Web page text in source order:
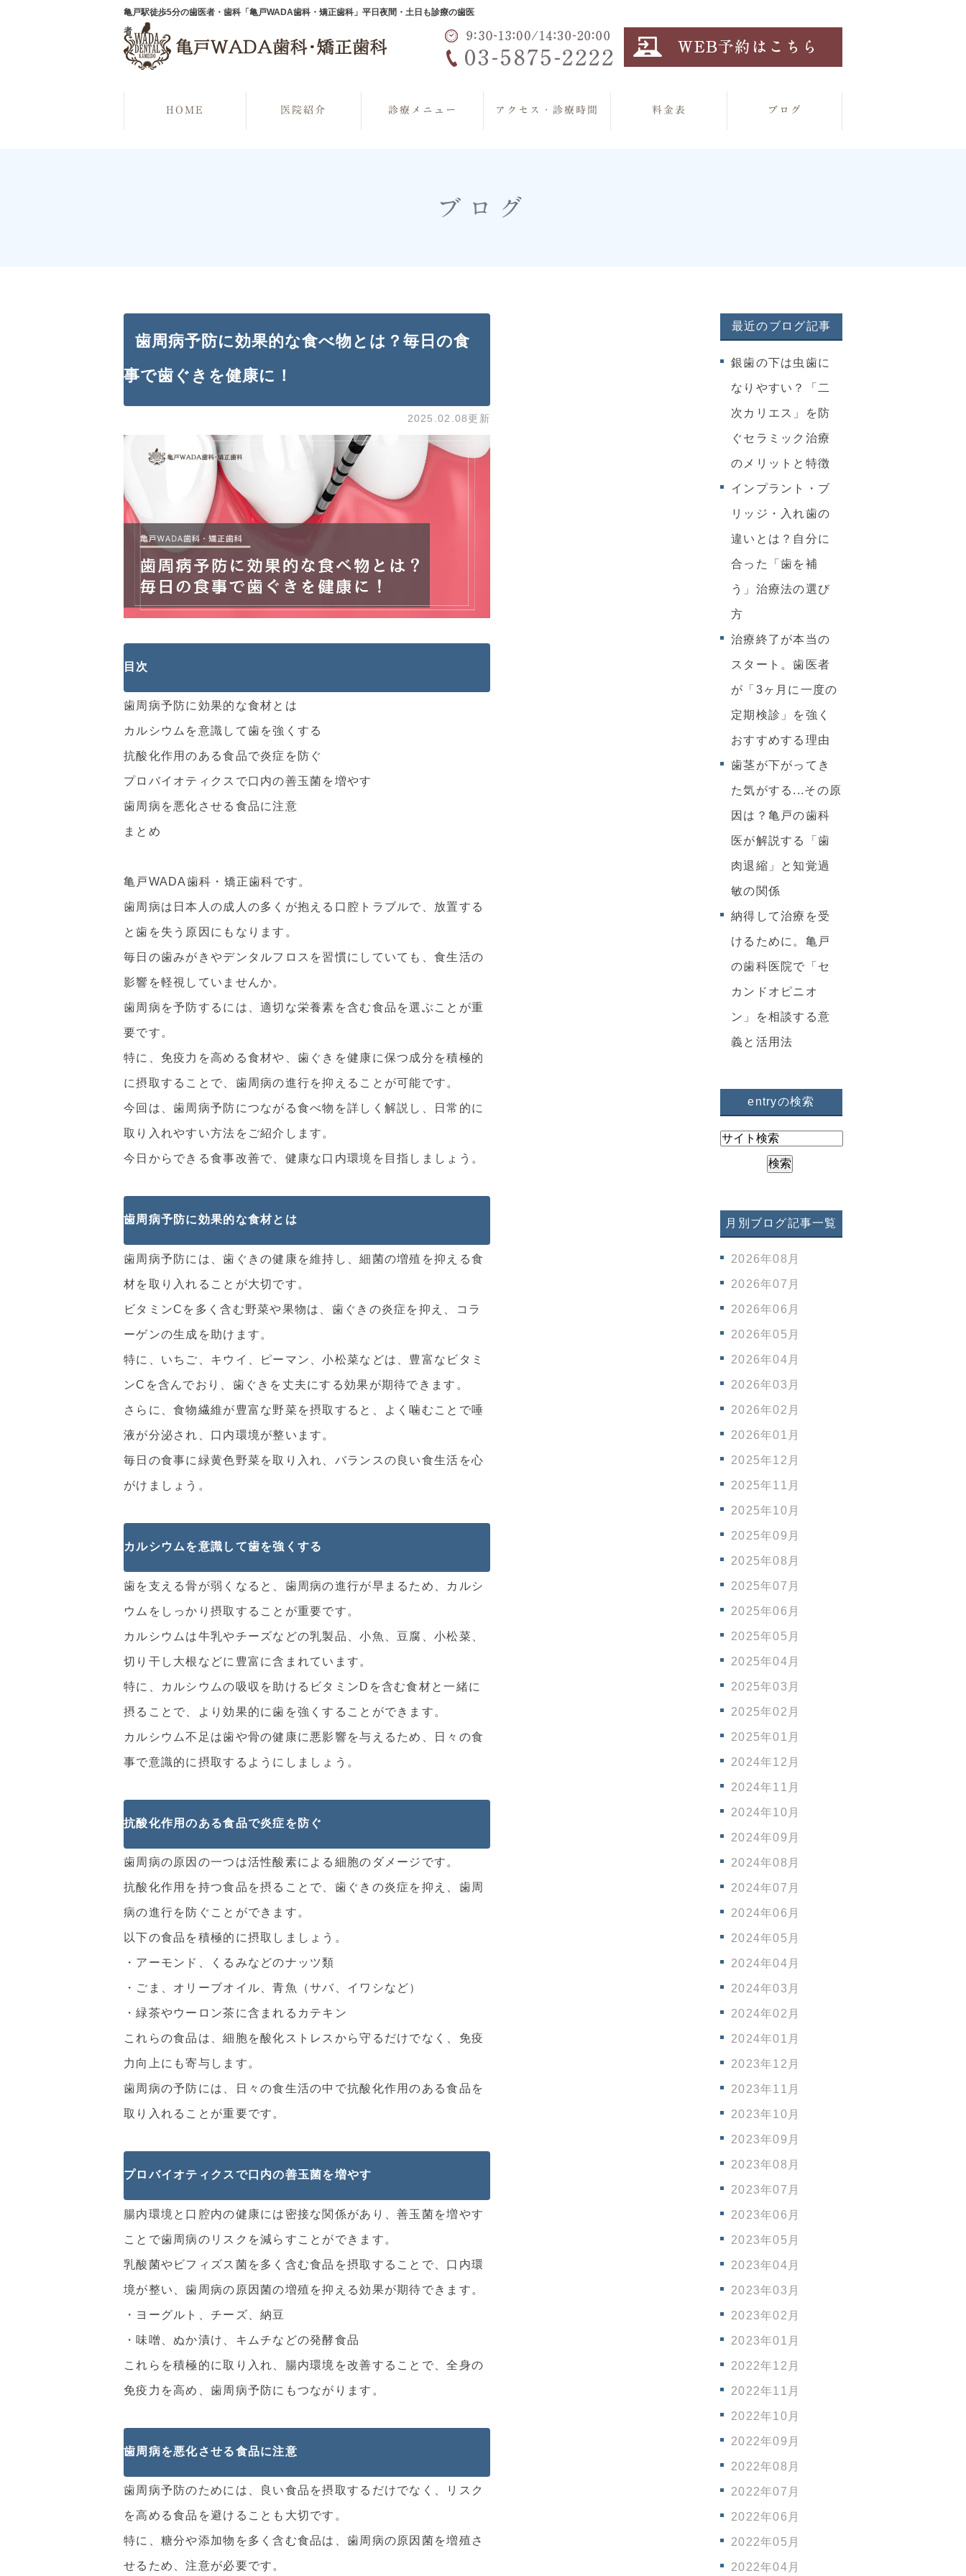
亀戸駅徒歩5分の歯医者・歯科「亀戸WADA歯科・矯正歯科」平日夜間・土日も診療の歯医
者
HOME 医院紹介 診療メニュー アクセス・診療時間 料金表 ブログ
ブログ
歯周病予防に効果的な食べ物とは？毎日の食
事で歯ぐきを健康に！
2025.02.08更新
目次
歯周病予防に効果的な食材とは
カルシウムを意識して歯を強くする
抗酸化作用のある食品で炎症を防ぐ
プロバイオティクスで口内の善玉菌を増やす
歯周病を悪化させる食品に注意
まとめ
亀戸WADA歯科・矯正歯科です。
歯周病は日本人の成人の多くが抱える口腔トラブルで、放置する
と歯を失う原因にもなります。
毎日の歯みがきやデンタルフロスを習慣にしていても、食生活の
影響を軽視していませんか。
歯周病を予防するには、適切な栄養素を含む食品を選ぶことが重
要です。
特に、免疫力を高める食材や、歯ぐきを健康に保つ成分を積極的
に摂取することで、歯周病の進行を抑えることが可能です。
今回は、歯周病予防につながる食べ物を詳しく解説し、日常的に
取り入れやすい方法をご紹介します。
今日からできる食事改善で、健康な口内環境を目指しましょう。
歯周病予防に効果的な食材とは
歯周病予防には、歯ぐきの健康を維持し、細菌の増殖を抑える食
材を取り入れることが大切です。
ビタミンCを多く含む野菜や果物は、歯ぐきの炎症を抑え、コラ
ーゲンの生成を助けます。
特に、いちご、キウイ、ピーマン、小松菜などは、豊富なビタミ
ンCを含んでおり、歯ぐきを丈夫にする効果が期待できます。
さらに、食物繊維が豊富な野菜を摂取すると、よく噛むことで唾
液が分泌され、口内環境が整います。
毎日の食事に緑黄色野菜を取り入れ、バランスの良い食生活を心
がけましょう。
カルシウムを意識して歯を強くする
歯を支える骨が弱くなると、歯周病の進行が早まるため、カルシ
ウムをしっかり摂取することが重要です。
カルシウムは牛乳やチーズなどの乳製品、小魚、豆腐、小松菜、
切り干し大根などに豊富に含まれています。
特に、カルシウムの吸収を助けるビタミンDを含む食材と一緒に
摂ることで、より効果的に歯を強くすることができます。
カルシウム不足は歯や骨の健康に悪影響を与えるため、日々の食
事で意識的に摂取するようにしましょう。
抗酸化作用のある食品で炎症を防ぐ
歯周病の原因の一つは活性酸素による細胞のダメージです。
抗酸化作用を持つ食品を摂ることで、歯ぐきの炎症を抑え、歯周
病の進行を防ぐことができます。
以下の食品を積極的に摂取しましょう。
・アーモンド、くるみなどのナッツ類
・ごま、オリーブオイル、青魚（サバ、イワシなど）
・緑茶やウーロン茶に含まれるカテキン
これらの食品は、細胞を酸化ストレスから守るだけでなく、免疫
力向上にも寄与します。
歯周病の予防には、日々の食生活の中で抗酸化作用のある食品を
取り入れることが重要です。
プロバイオティクスで口内の善玉菌を増やす
腸内環境と口腔内の健康には密接な関係があり、善玉菌を増やす
ことで歯周病のリスクを減らすことができます。
乳酸菌やビフィズス菌を多く含む食品を摂取することで、口内環
境が整い、歯周病の原因菌の増殖を抑える効果が期待できます。
・ヨーグルト、チーズ、納豆
・味噌、ぬか漬け、キムチなどの発酵食品
これらを積極的に取り入れ、腸内環境を改善することで、全身の
免疫力を高め、歯周病予防にもつながります。
歯周病を悪化させる食品に注意
歯周病予防のためには、良い食品を摂取するだけでなく、リスク
を高める食品を避けることも大切です。
特に、糖分や添加物を多く含む食品は、歯周病の原因菌を増殖さ
せるため、注意が必要です。
最近のブログ記事
銀歯の下は虫歯に
なりやすい？「二
次カリエス」を防
ぐセラミック治療
のメリットと特徴
インプラント・ブ
リッジ・入れ歯の
違いとは？自分に
合った「歯を補
う」治療法の選び
方
治療終了が本当の
スタート。歯医者
が「3ヶ月に一度の
定期検診」を強く
おすすめする理由
歯茎が下がってき
た気がする...その原
因は？亀戸の歯科
医が解説する「歯
肉退縮」と知覚過
敏の関係
納得して治療を受
けるために。亀戸
の歯科医院で「セ
カンドオピニオ
ン」を相談する意
義と活用法
entryの検索
月別ブログ記事一覧
2026年08月
2026年07月
2026年06月
2026年05月
2026年04月
2026年03月
2026年02月
2026年01月
2025年12月
2025年11月
2025年10月
2025年09月
2025年08月
2025年07月
2025年06月
2025年05月
2025年04月
2025年03月
2025年02月
2025年01月
2024年12月
2024年11月
2024年10月
2024年09月
2024年08月
2024年07月
2024年06月
2024年05月
2024年04月
2024年03月
2024年02月
2024年01月
2023年12月
2023年11月
2023年10月
2023年09月
2023年08月
2023年07月
2023年06月
2023年05月
2023年04月
2023年03月
2023年02月
2023年01月
2022年12月
2022年11月
2022年10月
2022年09月
2022年08月
2022年07月
2022年06月
2022年05月
2022年04月